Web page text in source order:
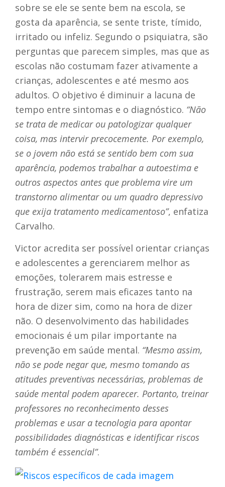
sobre se ele se sente bem na escola, se
gosta da aparência, se sente triste, tímido,
irritado ou infeliz. Segundo o psiquiatra, são
perguntas que parecem simples, mas que as
escolas não costumam fazer ativamente a
crianças, adolescentes e até mesmo aos
adultos. O objetivo é diminuir a lacuna de
tempo entre sintomas e o diagnóstico. “Não
se trata de medicar ou patologizar qualquer
coisa, mas intervir precocemente. Por exemplo,
se o jovem não está se sentido bem com sua
aparência, podemos trabalhar a autoestima e
outros aspectos antes que problema vire um
transtorno alimentar ou um quadro depressivo
que exija tratamento medicamentoso”, enfatiza
Carvalho.
Victor acredita ser possível orientar crianças
e adolescentes a gerenciarem melhor as
emoções, tolerarem mais estresse e
frustração, serem mais eficazes tanto na
hora de dizer sim, como na hora de dizer
não. O desenvolvimento das habilidades
emocionais é um pilar importante na
prevenção em saúde mental. “Mesmo assim,
não se pode negar que, mesmo tomando as
atitudes preventivas necessárias, problemas de
saúde mental podem aparecer. Portanto, treinar
professores no reconhecimento desses
problemas e usar a tecnologia para apontar
possibilidades diagnósticas e identificar riscos
também é essencial”.